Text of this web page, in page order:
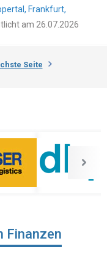
Frankfurt,
am 26.07.2026
Seite
Finanzen